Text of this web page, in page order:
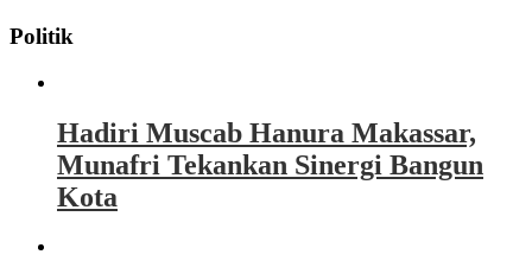
Politik
Hadiri Muscab Hanura Makassar,
Munafri Tekankan Sinergi Bangun
Kota